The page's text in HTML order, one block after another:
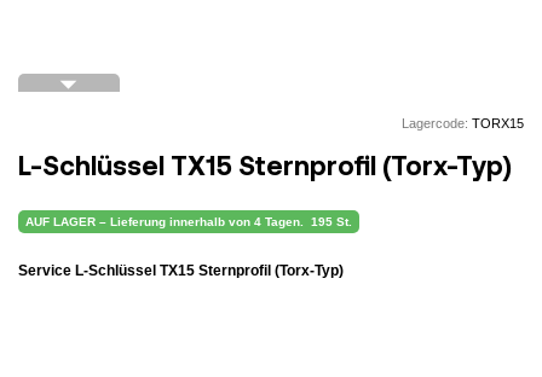
arrow_drop_down
Lagercode: TORX15
L-Schlüssel TX15 Sternprofil (Torx-Typ)
AUF LAGER – Lieferung innerhalb von 4 Tagen. 195 St.
Service L-Schlüssel TX15 Sternprofil (Torx-Typ)